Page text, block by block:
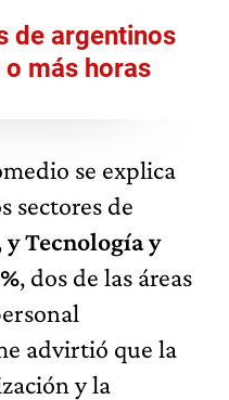
de argentinos
más horas
se explica
sectores de
Tecnología y
, dos de las áreas
advirtió que la
y la